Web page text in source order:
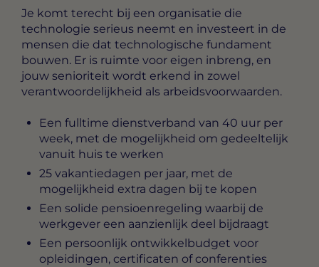
Je komt terecht bij een organisatie die
technologie serieus neemt en investeert in de
mensen die dat technologische fundament
bouwen. Er is ruimte voor eigen inbreng, en
jouw senioriteit wordt erkend in zowel
verantwoordelijkheid als arbeidsvoorwaarden.
Een fulltime dienstverband van 40 uur per
week, met de mogelijkheid om gedeeltelijk
vanuit huis te werken
25 vakantiedagen per jaar, met de
mogelijkheid extra dagen bij te kopen
Een solide pensioenregeling waarbij de
werkgever een aanzienlijk deel bijdraagt
Een persoonlijk ontwikkelbudget voor
opleidingen, certificaten of conferenties